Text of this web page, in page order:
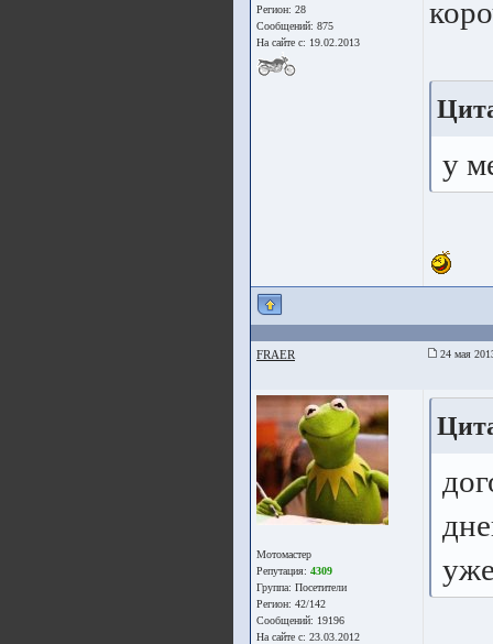
Регион: 28
Сообщений: 875
На сайте с: 19.02.2013
у
FRAER 24 мая
Мотомастер
Репутация: 4309
Группа: Посетители
Регион: 42/142
Сообщений: 19196
На сайте с: 23.03.2012